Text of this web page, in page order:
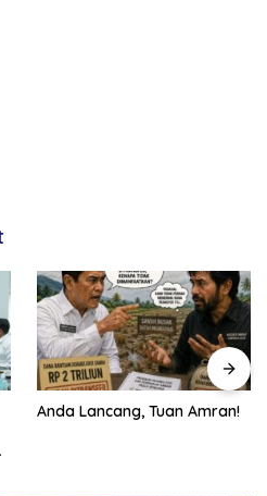
Anda Lancang, Tuan Amran!